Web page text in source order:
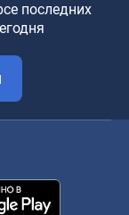
последних